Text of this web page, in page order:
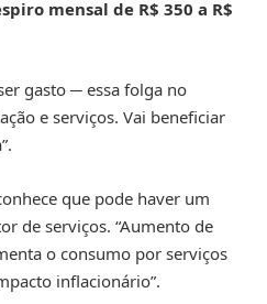
mensal de R$ 350 a R$
gasto ─ essa folga no
e serviços. Vai beneficiar
que pode haver um
de serviços. “Aumento de
o consumo por serviços
inflacionário”.